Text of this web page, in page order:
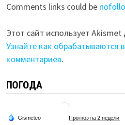
Comments links could be
Этот сайт использует
Узнайте как обрабатываются
комментариев.
ПОГОДА